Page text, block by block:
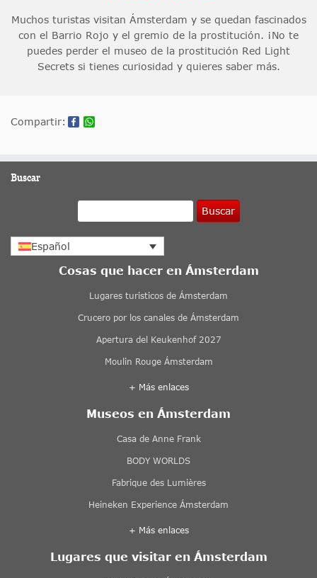
Muchos turistas visitan Ámsterdam y se quedan fascinados
con el Barrio Rojo y el gremio de la prostitución. ¡No te
puedes perder el museo de la prostitución Red Light
Secrets si tienes curiosidad y quieres saber más.
Compartir:
Buscar
Buscar
Español
Cosas que hacer en Ámsterdam
Lugares turisticos de Ámsterdam
Crucero por los canales de Ámsterdam
Apertura del Keukenhof 2027
Moulin Rouge Ámsterdam
+ Más enlaces
Museos en Ámsterdam
Casa de Anne Frank
BODY WORLDS
Fabrique des Lumières
Heineken Experience Ámsterdam
+ Más enlaces
Lugares que visitar en Ámsterdam